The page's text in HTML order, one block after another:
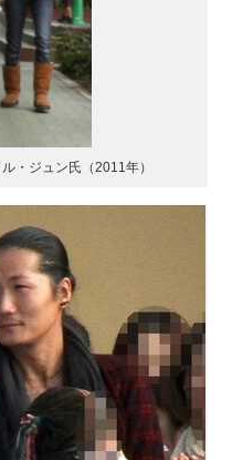
・ジュン氏（2011年）